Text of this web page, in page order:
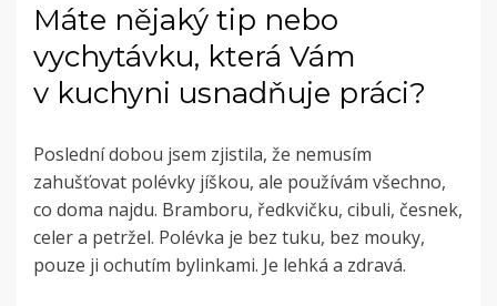
Máte nějaký tip nebo
vychytávku, která Vám
v kuchyni usnadňuje práci?
Poslední dobou jsem zjistila, že nemusím
zahušťovat polévky jíškou, ale používám všechno,
co doma najdu. Bramboru, ředkvičku, cibuli, česnek,
celer a petržel. Polévka je bez tuku, bez mouky,
pouze ji ochutím bylinkami. Je lehká a zdravá.